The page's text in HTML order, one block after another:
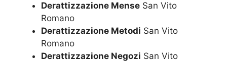
Derattizzazione Mense San Vito
Romano
Derattizzazione Metodi San Vito
Romano
Derattizzazione Negozi San Vito